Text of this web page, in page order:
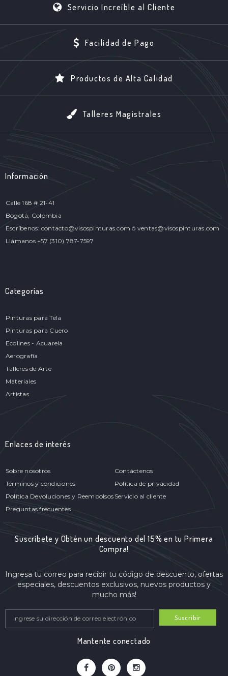
Servicio Increíble al Cliente
Facilidad de Pago
Productos de Alta Calidad
Talleres Magistrales
Información
Calle 168 # 21-41
Bogotá, Colombia
Escríbenos: contacto@visospinturas.com ó ventas@visospinturas.com
Llámanos +57 (310) 787-7597
Categorías
Pinturas para Tela
Pinturas para Cuero
Ecolines - Acuarela
Aerografía
Talleres de Arte
Materiales
Artistas
Enlaces de interés
Sobre nosotros
Contáctenos
Términos y condiciones
Política de privacidad
Política Devoluciones y Reembolsos Servicio al cliente
Preguntas frecuentes
Suscríbete y Obtén un descuento del 15% en tu Primera
Compra!
Ingresa tu correo para recibir tu código de descuento, ofertas
especiales, descuentos exclusivos, nuevos productos y
mucho más!
Suscribir
Mantente conectado